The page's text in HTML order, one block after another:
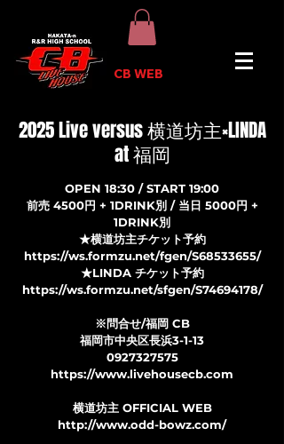
CB WEB
2025 Live versus 横道坊主×LINDA
at 福岡
OPEN 18:30 / START 19:00
前売 4500円 + 1DRINK別 / 当日 5000円 +
1DRINK別
★横道坊主チケット予約
https://ws.formzu.net/fgen/S68533655/
★LINDA チケット予約
https://ws.formzu.net/sfgen/S74694178/
※問合せ/福岡 CB
福岡市中央区長浜3-1-13
0927327575
https://www.livehousecb.com
横道坊主 OFFICIAL WEB
http://www.odd-bowz.com/